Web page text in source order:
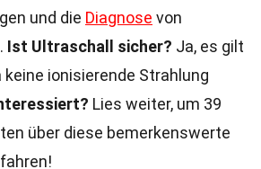
und die Diagnose von
Ist Ultraschall sicher? Ja, es gilt
keine ionisierende Strahlung
Lies weiter, um 39
über diese bemerkenswerte